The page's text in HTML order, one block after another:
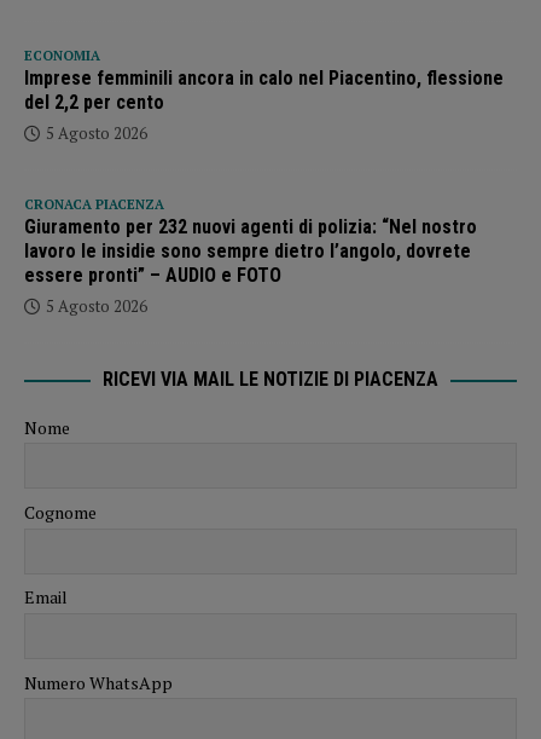
ECONOMIA
Imprese femminili ancora in calo nel Piacentino, flessione
del 2,2 per cento
5 Agosto 2026
CRONACA PIACENZA
Giuramento per 232 nuovi agenti di polizia: “Nel nostro
lavoro le insidie sono sempre dietro l’angolo, dovrete
essere pronti” – AUDIO e FOTO
5 Agosto 2026
RICEVI VIA MAIL LE NOTIZIE DI PIACENZA
Nome
Cognome
Email
Numero WhatsApp